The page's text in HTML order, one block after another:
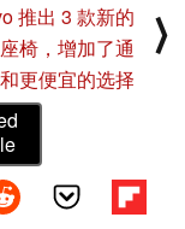
推出 3 款新的
椅，增加了通
更便宜的选择
⟩